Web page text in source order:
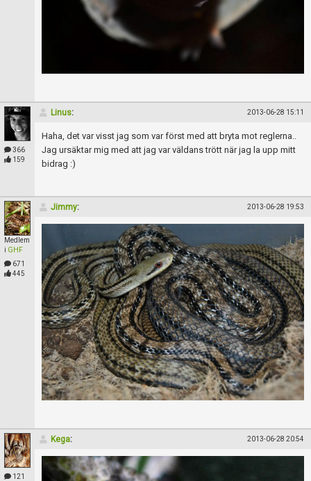
366
159
Linus: 2013-06-28 15:11
Haha, det var visst jag som var först med att bryta mot reglerna..
Jag ursäktar mig med att jag var väldans trött när jag la upp mitt
bidrag :)
Medlem
i GHF
671
445
Jimmy: 2013-06-28 19:53
121
Kega: 2013-06-28 20:54